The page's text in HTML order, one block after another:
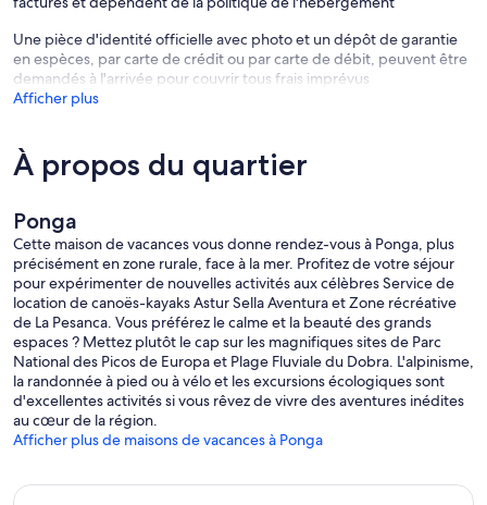
Une pièce d'identité officielle avec photo et un dépôt de garantie
en espèces, par carte de crédit ou par carte de débit, peuvent être
demandés à l'arrivée pour couvrir tous frais imprévus
Afficher plus
À propos du quartier
Ponga
Cette maison de vacances vous donne rendez-vous à Ponga, plus
précisément en zone rurale, face à la mer. Profitez de votre séjour
pour expérimenter de nouvelles activités aux célèbres Service de
location de canoës-kayaks Astur Sella Aventura et Zone récréative
de La Pesanca. Vous préférez le calme et la beauté des grands
espaces ? Mettez plutôt le cap sur les magnifiques sites de Parc
National des Picos de Europa et Plage Fluviale du Dobra. L'alpinisme,
la randonnée à pied ou à vélo et les excursions écologiques sont
d'excellentes activités si vous rêvez de vivre des aventures inédites
au cœur de la région.
Afficher plus de maisons de vacances à Ponga